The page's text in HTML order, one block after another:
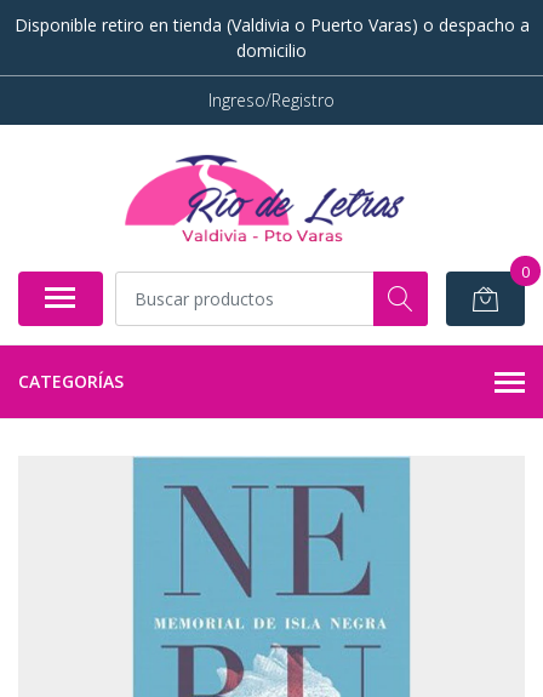
Disponible retiro en tienda (Valdivia o Puerto Varas) o despacho a
domicilio
Ingreso/Registro
0
CATEGORÍAS